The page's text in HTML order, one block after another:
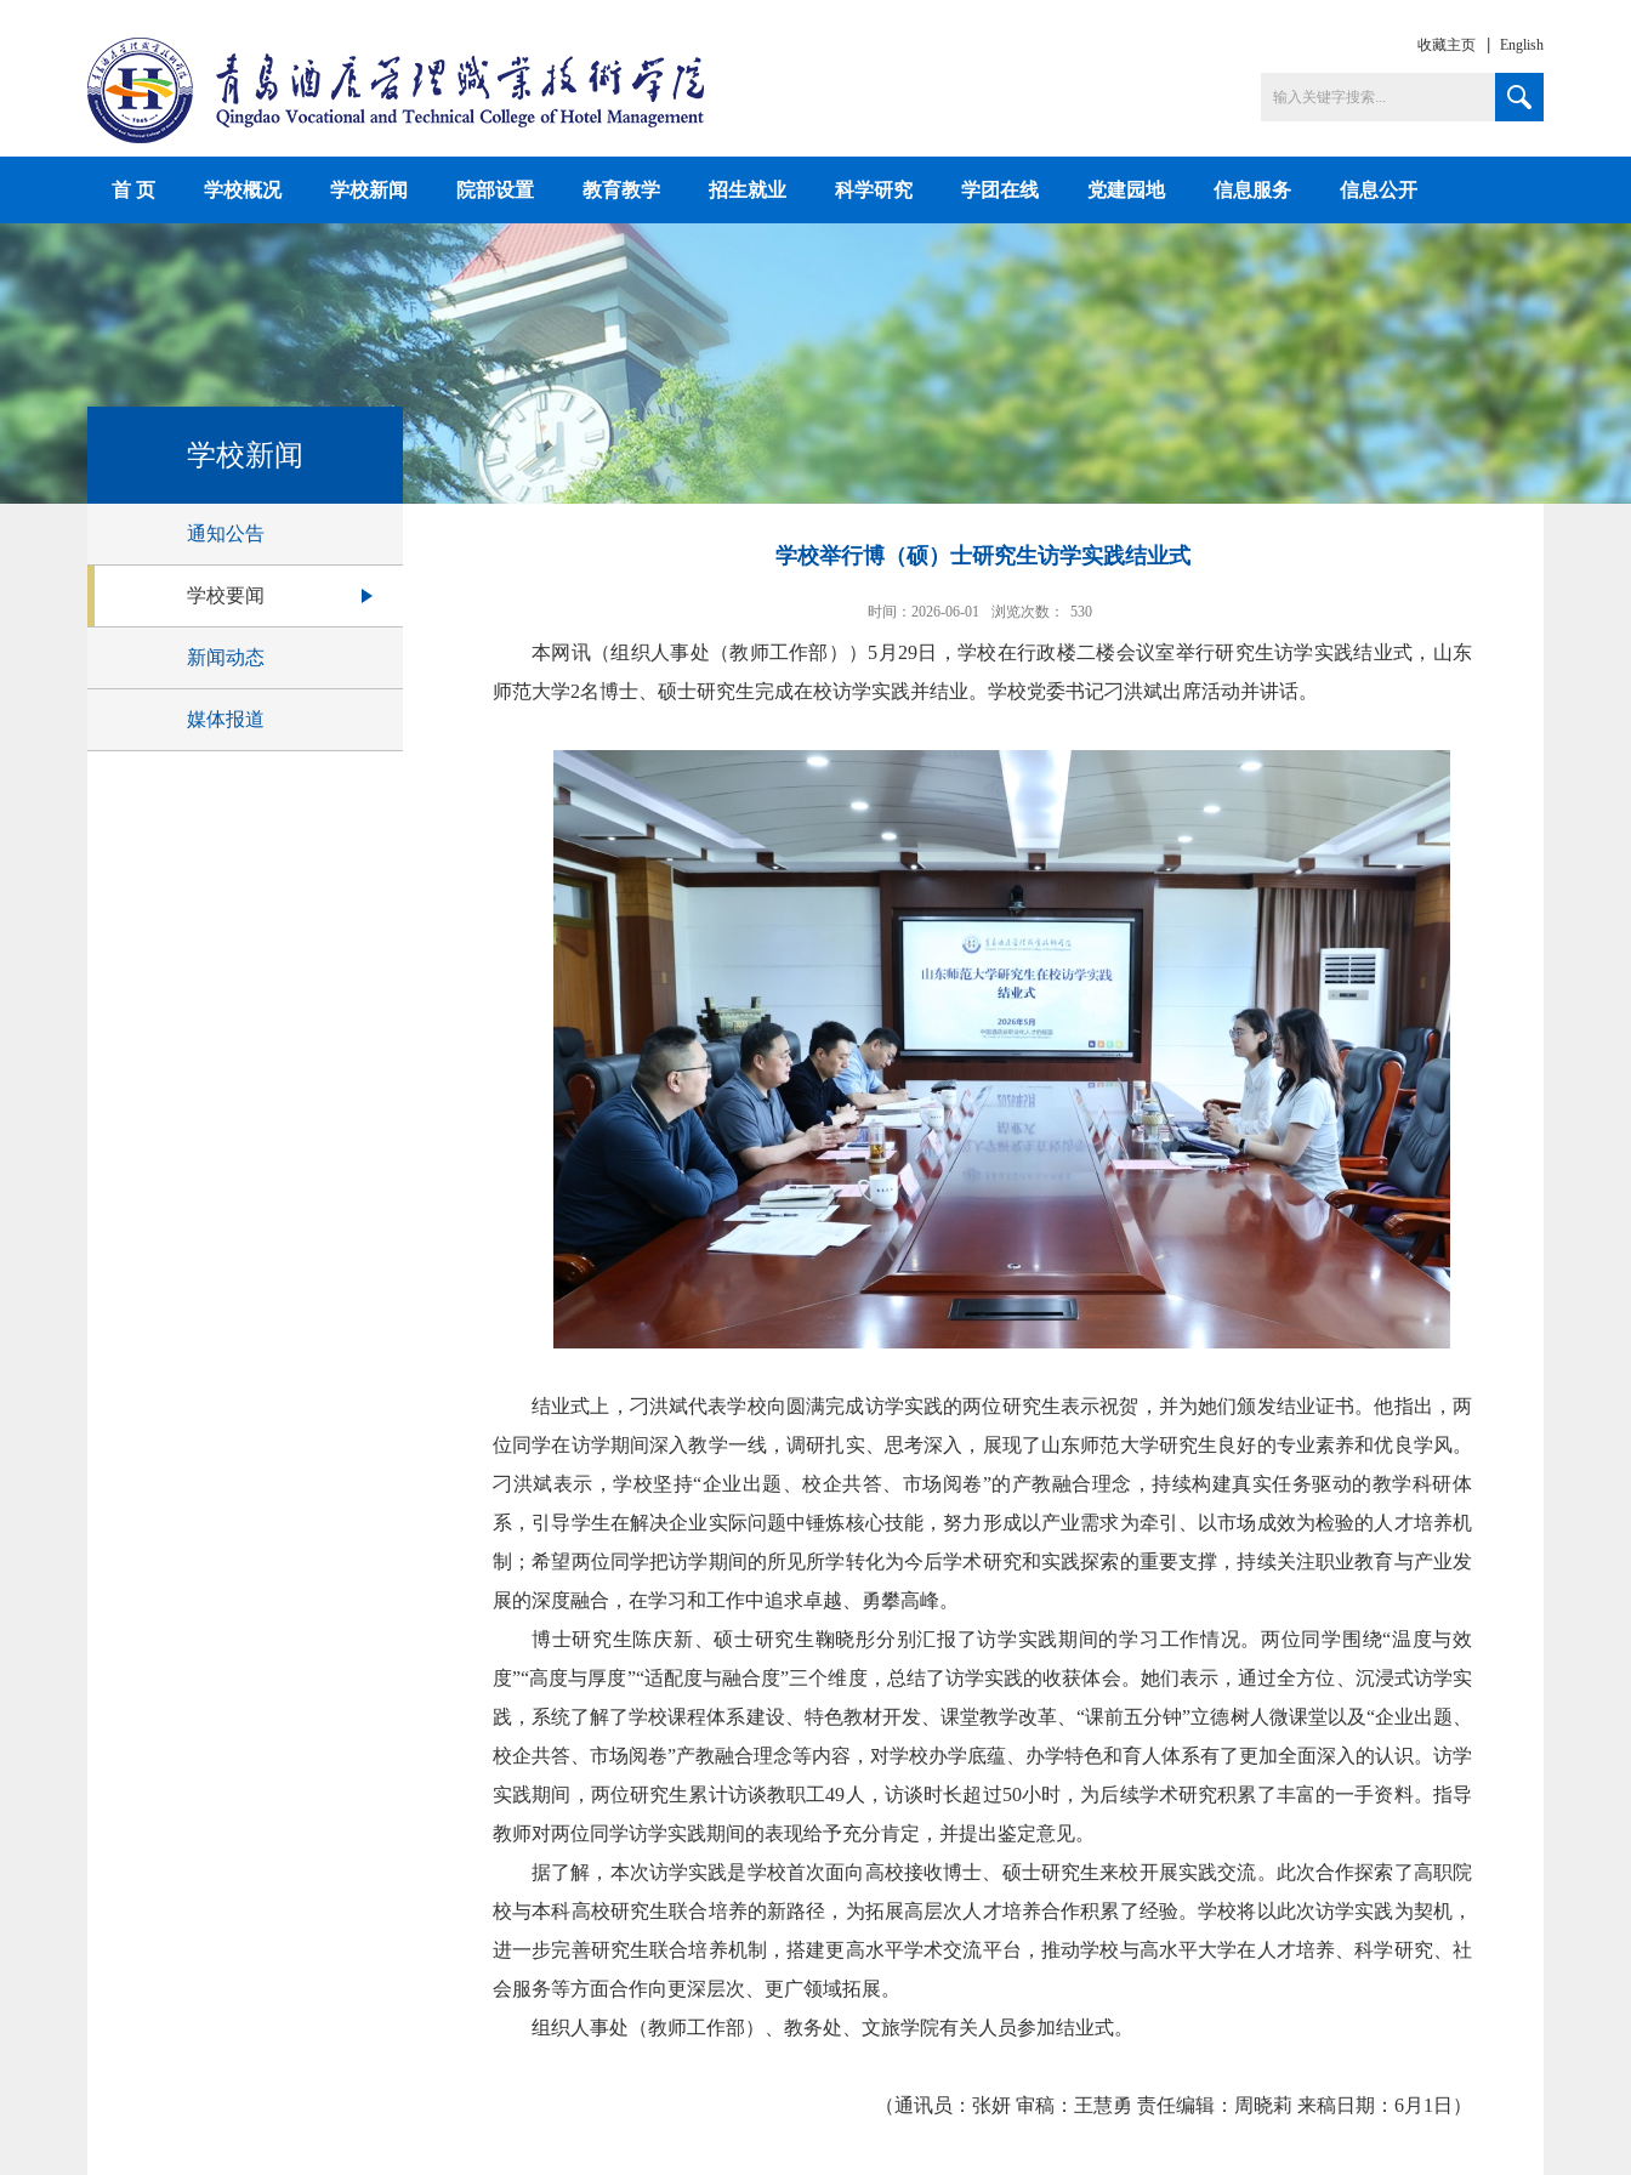
收藏主页 English
首 页 学校概况 学校新闻 院部设置 教育教学 招生就业 科学研究 学团在线 党建园地 信息服务 信息公开
学校新闻
通知公告
学校要闻
新闻动态
媒体报道
学校举行博（硕）士研究生访学实践结业式
时间：2026-06-01 浏览次数： 530
本网讯（组织人事处（教师工作部）） 5月29日，学校在行政楼二楼会议室举行研究生访学实践结业式，山东
师范大学2名博士、硕士研究生完成在校访学实践并结业。学校党委书记刁洪斌出席活动并讲话。
结业式上，刁洪斌代表学校向圆满完成访学实践的两位研究生表示祝贺，并为她们颁发结业证书。他指出，两
位同学在访学期间深入教学一线，调研扎实、思考深入，展现了山东师范大学研究生良好的专业素养和优良学风。
刁洪斌表示，学校坚持“企业出题、校企共答、市场阅卷”的产教融合理念，持续构建真实任务驱动的教学科研体
系，引导学生在解决企业实际问题中锤炼核心技能，努力形成以产业需求为牵引、以市场成效为检验的人才培养机
制；希望两位同学把访学期间的所见所学转化为今后学术研究和实践探索的重要支撑，持续关注职业教育与产业发
展的深度融合，在学习和工作中追求卓越、勇攀高峰。
博士研究生陈庆新、硕士研究生鞠晓彤分别汇报了访学实践期间的学习工作情况。两位同学围绕“温度与效
度”“高度与厚度”“适配度与融合度”三个维度，总结了访学实践的收获体会。她们表示，通过全方位、沉浸式访学实
践，系统了解了学校课程体系建设、特色教材开发、课堂教学改革、“课前五分钟”立德树人微课堂以及“企业出题、
校企共答、市场阅卷”产教融合理念等内容，对学校办学底蕴、办学特色和育人体系有了更加全面深入的认识。访学
实践期间，两位研究生累计访谈教职工49人，访谈时长超过50小时，为后续学术研究积累了丰富的一手资料。指导
教师对两位同学访学实践期间的表现给予充分肯定，并提出鉴定意见。
据了解，本次访学实践是学校首次面向高校接收博士、硕士研究生来校开展实践交流。此次合作探索了高职院
校与本科高校研究生联合培养的新路径，为拓展高层次人才培养合作积累了经验。学校将以此次访学实践为契机，
进一步完善研究生联合培养机制，搭建更高水平学术交流平台，推动学校与高水平大学在人才培养、科学研究、社
会服务等方面合作向更深层次、更广领域拓展。
组织人事处（教师工作部）、教务处、文旅学院有关人员参加结业式。
（通讯员：张妍 审稿：王慧勇 责任编辑：周晓莉 来稿日期：6月1日）